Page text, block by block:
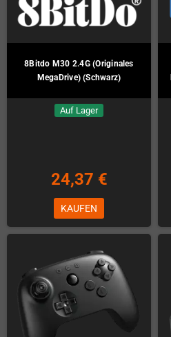
8Bitdo M30 2.4G (Originales
MegaDrive) (Schwarz)
Auf Lager
24,37 €
KAUFEN